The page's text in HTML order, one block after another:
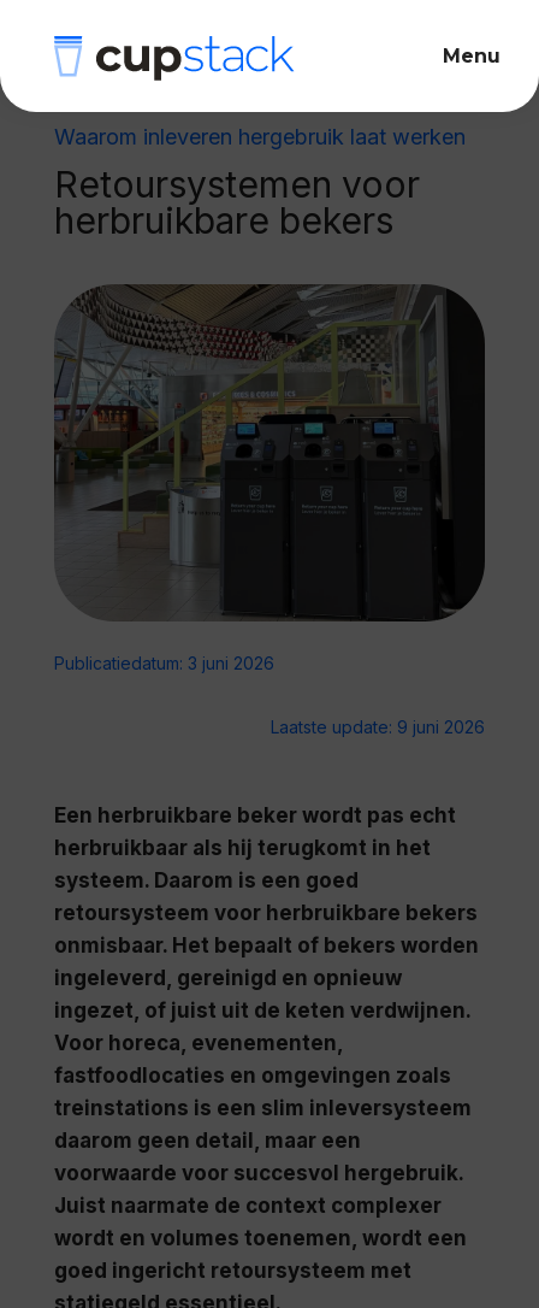
Waarom inleveren hergebruik laat werken
Retoursystemen voor
herbruikbare bekers
Publicatiedatum: 3 juni 2026
Laatste update: 9 juni 2026
Een herbruikbare beker wordt pas echt
herbruikbaar als hij terugkomt in het
systeem. Daarom is een goed
retoursysteem voor herbruikbare bekers
onmisbaar. Het bepaalt of bekers worden
ingeleverd, gereinigd en opnieuw
ingezet, of juist uit de keten verdwijnen.
Voor horeca, evenementen,
fastfoodlocaties en omgevingen zoals
treinstations is een slim inleversysteem
daarom geen detail, maar een
voorwaarde voor succesvol hergebruik.
Juist naarmate de context complexer
wordt en volumes toenemen, wordt een
goed ingericht retoursysteem met
statiegeld essentieel.